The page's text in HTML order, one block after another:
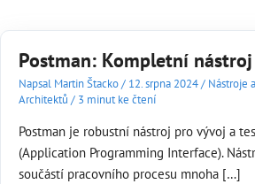
Postman: Kompletní
Napsal Martin Štacko/ 12. srpna 2024/ Nástroje
Architektů / 3 minut ke čtení
Postman je robustní nástroj pro vývoj a
(Application Programming Interface).
součástí pracovního procesu mnoha […]